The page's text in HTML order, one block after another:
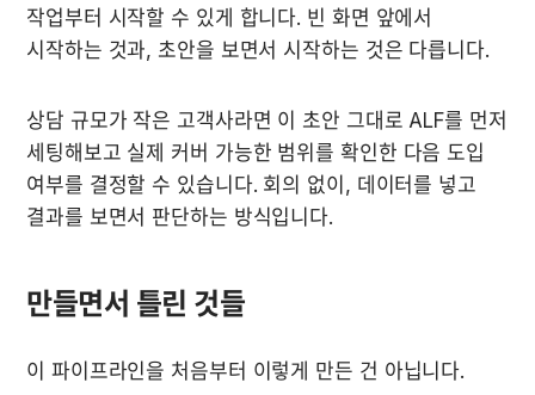
작업부터 시작할 수 있게 합니다. 빈 화면 앞에서
시작하는 것과, 초안을 보면서 시작하는 것은 다릅니다.
상담 규모가 작은 고객사라면 이 초안 그대로 ALF를 먼저
세팅해보고 실제 커버 가능한 범위를 확인한 다음 도입
여부를 결정할 수 있습니다. 회의 없이, 데이터를 넣고
결과를 보면서 판단하는 방식입니다.
만들면서 틀린 것들
이 파이프라인을 처음부터 이렇게 만든 건 아닙니다.